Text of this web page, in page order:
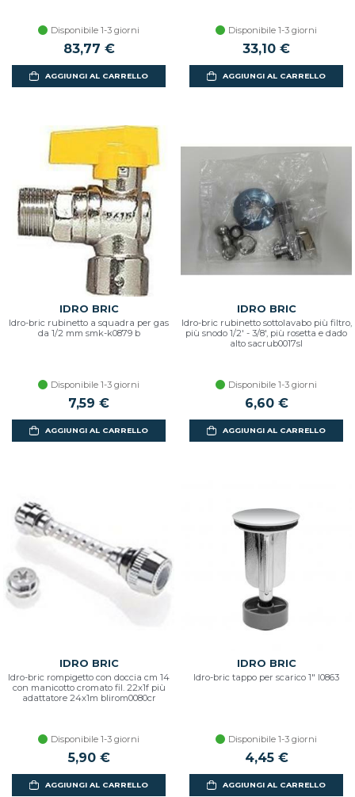
Disponibile 1-3 giorni
83,77 €
AGGIUNGI AL CARRELLO
Disponibile 1-3 giorni
33,10 €
AGGIUNGI AL CARRELLO
IDRO BRIC
Idro-bric rubinetto a squadra per gas
da 1/2 mm smk-k0879 b
Disponibile 1-3 giorni
7,59 €
AGGIUNGI AL CARRELLO
IDRO BRIC
Idro-bric rubinetto sottolavabo più filtro,
più snodo 1/2' - 3/8', più rosetta e dado
alto sacrub0017sl
Disponibile 1-3 giorni
6,60 €
AGGIUNGI AL CARRELLO
IDRO BRIC
Idro-bric rompigetto con doccia cm 14
con manicotto cromato fil. 22x1f più
adattatore 24x1m blirom0080cr
Disponibile 1-3 giorni
5,90 €
AGGIUNGI AL CARRELLO
IDRO BRIC
Idro-bric tappo per scarico 1" l0863
Disponibile 1-3 giorni
4,45 €
AGGIUNGI AL CARRELLO